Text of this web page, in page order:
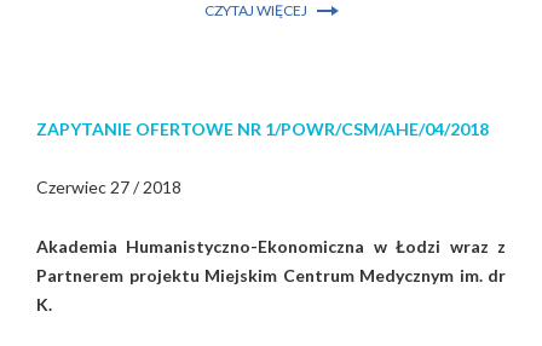
CZYTAJ WIĘCEJ
ZAPYTANIE OFERTOWE NR 1/POWR/CSM/AHE/04/2018
Czerwiec 27 / 2018
Akademia Humanistyczno-Ekonomiczna w Łodzi wraz z
Partnerem projektu Miejskim Centrum Medycznym im. dr
K.